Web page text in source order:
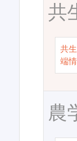
共
共
端
農